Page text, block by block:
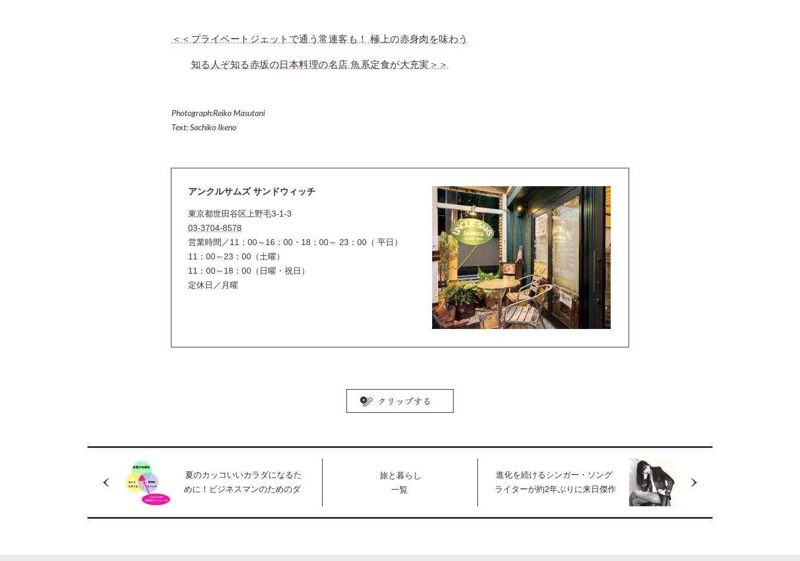
＜＜プライベートジェットで通う常連客も！ 極上の赤身肉を味わう
知る人ぞ知る赤坂の日本料理の名店 魚系定食が大充実＞＞
Photograph:Reiko Masutani
Text: Sachiko Ikeno
アンクルサムズ サンドウィッチ
東京都世田谷区上野毛3-1-3
03-3704-8578
営業時間／11：00～16：00・18：00～ 23：00（ 平日）
11：00～23：00（土曜）
11：00～18：00（日曜・祝日）
定休日／月曜
夏のカッコいいカラダになるた
めに！ビジネスマンのためのダ
ットは「正しい・正しくない」
旅と暮らし
一覧
進化を続けるシンガー・ソング
ライターが約2年ぶりに来日傑作
ト』の曲を中心に歌う夜